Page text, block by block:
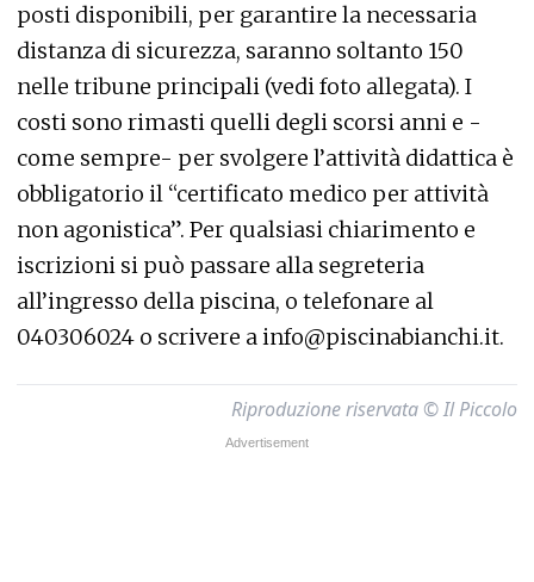
posti disponibili, per garantire la necessaria
distanza di sicurezza, saranno soltanto 150
nelle tribune principali (vedi foto allegata). I
costi sono rimasti quelli degli scorsi anni e -
come sempre- per svolgere l’attività didattica è
obbligatorio il “certificato medico per attività
non agonistica”. Per qualsiasi chiarimento e
iscrizioni si può passare alla segreteria
all’ingresso della piscina, o telefonare al
040306024 o scrivere a info@piscinabianchi.it.
Riproduzione riservata © Il Piccolo